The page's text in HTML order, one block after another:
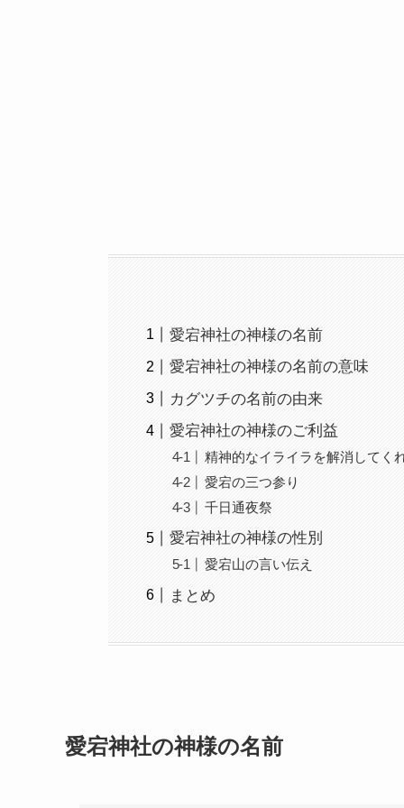
愛宕神社の神様の名前
愛宕神社の神様の名前の意味
カグツチの名前の由来
愛宕神社の神様のご利益
精神的なイライラを解消してく
愛宕の三つ参り
千日通夜祭
愛宕神社の神様の性別
愛宕山の言い伝え
まとめ
愛宕神社の神様の名前